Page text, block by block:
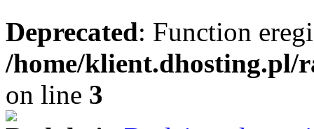
Deprecated: Function
/home/
on line 3